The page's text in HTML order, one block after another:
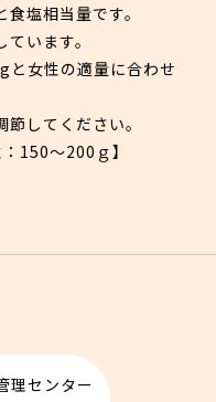
塩相当量です。
います。
女性の適量に合わせ
してください。
150〜200ｇ】